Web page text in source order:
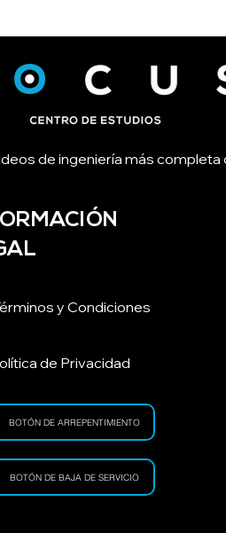
de ingeniería más completa
y Condiciones
de Privacidad
BOTÓN DE ARREPENTIMIENTO
BOTÓN DE BAJA DE SERVICIO